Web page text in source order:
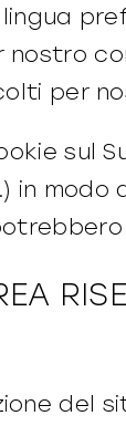
nostro
per
sul
in
del